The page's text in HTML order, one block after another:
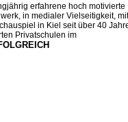
erfahrene hoch motivierte
in medialer Vielseitigkeit, mit
in Kiel seit über 40
Privatschulen im